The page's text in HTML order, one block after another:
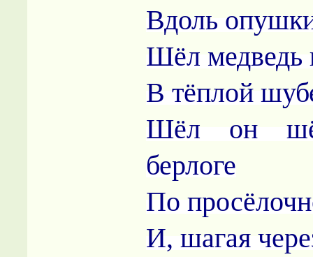
Вдоль
Шёл медведь
В тёплой
Шёл он
берлоге
По
И, шагая